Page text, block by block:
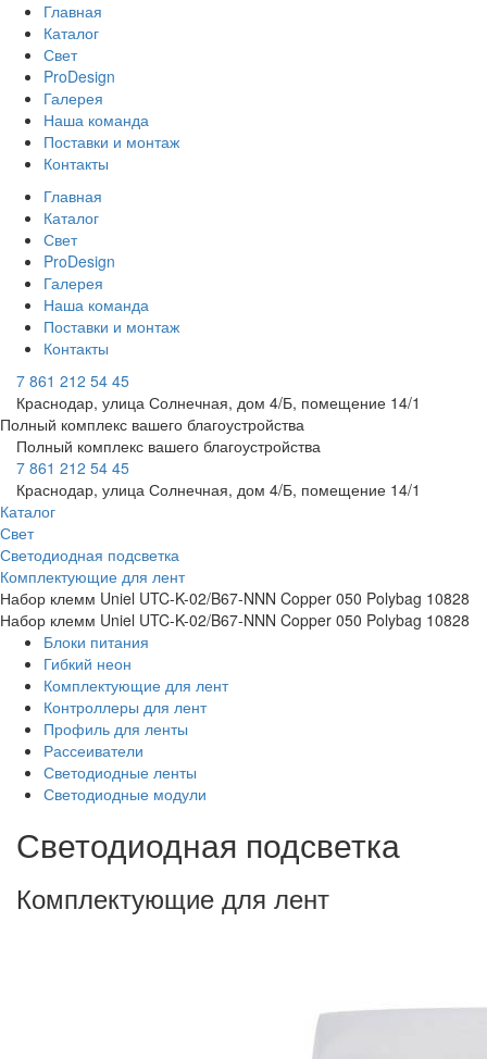
Главная
Каталог
Свет
ProDesign
Галерея
Наша команда
Поставки и монтаж
Контакты
Главная
Каталог
Свет
ProDesign
Галерея
Наша команда
Поставки и монтаж
Контакты
7 861 212 54 45
Краснодар, улица Солнечная, дом 4/Б, помещение 14/1
Полный комплекс вашего благоустройства
Полный комплекс вашего благоустройства
7 861 212 54 45
Краснодар, улица Солнечная, дом 4/Б, помещение 14/1
Каталог
Свет
Светодиодная подсветка
Комплектующие для лент
Набор клемм Uniel UTC-K-02/B67-NNN Copper 050 Polybag 10828
Набор клемм Uniel UTC-K-02/B67-NNN Copper 050 Polybag 10828
Блоки питания
Гибкий неон
Комплектующие для лент
Контроллеры для лент
Профиль для ленты
Рассеиватели
Светодиодные ленты
Светодиодные модули
Светодиодная подсветка
Комплектующие для лент